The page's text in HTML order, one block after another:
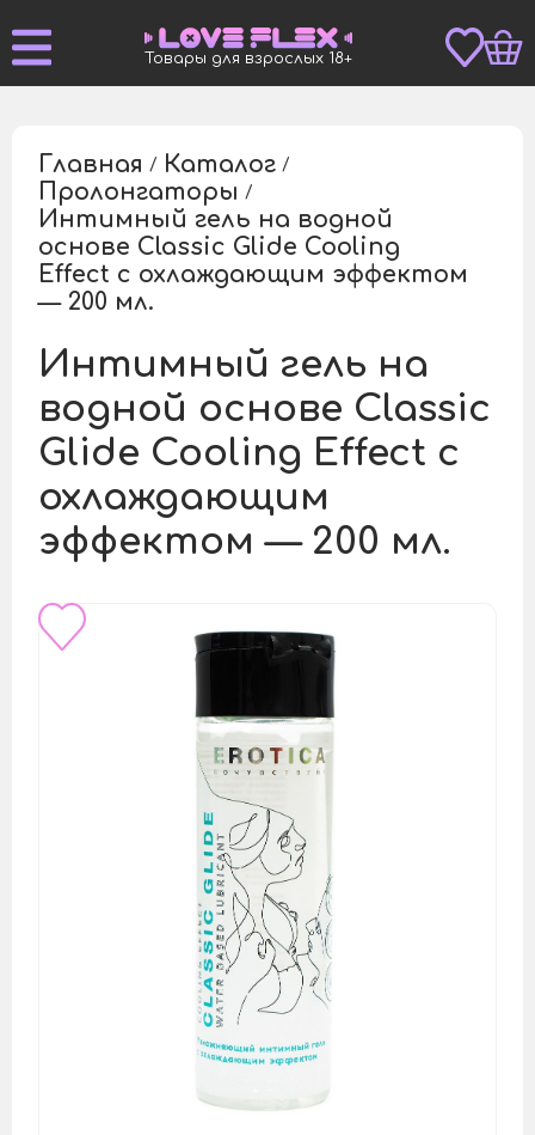
Товары для взрослых 18+
Главная / Каталог /
Пролонгаторы /
Интимный гель на водной
основе Classic Glide Cooling
Effect с охлаждающим эффектом
— 200 мл.
Интимный гель на
водной основе Classic
Glide Cooling Effect с
охлаждающим
эффектом — 200 мл.